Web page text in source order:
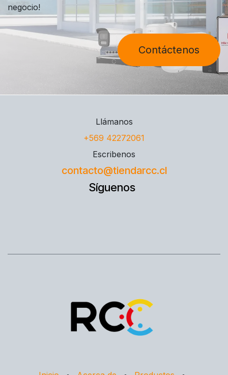
negocio!
Contáctenos
Llámanos
+569 42272061
Escribenos
contacto@tiendarcc.cl
Síguenos